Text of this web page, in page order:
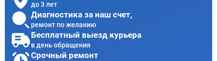
до 3 лет
Диагностика за наш счет,
ремонт по желанию
Бесплатный выезд курьера
в день обращения
Срочный ремонт